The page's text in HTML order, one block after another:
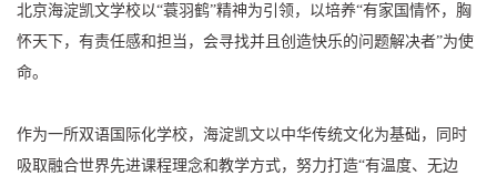
北京海淀凯文学校以“蓑羽鹤”精神为引领，以培养“有家国情怀，胸
怀天下，有责任感和担当，会寻找并且创造快乐的问题解决者”为使
命。
作为一所双语国际化学校，海淀凯文以中华传统文化为基础，同时
吸取融合世界先进课程理念和教学方式，努力打造“有温度、无边